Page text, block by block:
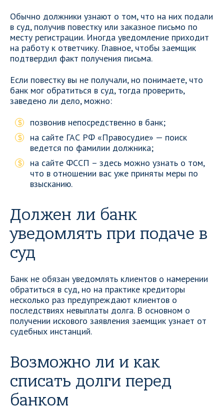
Обычно должники узнают о том, что на них подали
в суд, получив повестку или заказное письмо по
месту регистрации. Иногда уведомление приходит
на работу к ответчику. Главное, чтобы заемщик
подтвердил факт получения письма.
Если повестку вы не получали, но понимаете, что
банк мог обратиться в суд, тогда проверить,
заведено ли дело, можно:
позвонив непосредственно в банк;
на сайте ГАС РФ «Правосудие» — поиск
ведется по фамилии должника;
на сайте ФССП – здесь можно узнать о том,
что в отношении вас уже приняты меры по
взысканию.
Должен ли банк
уведомлять при подаче в
суд
Банк не обязан уведомлять клиентов о намерении
обратиться в суд, но на практике кредиторы
несколько раз предупреждают клиентов о
последствиях невыплаты долга. В основном о
получении искового заявления заемщик узнает от
судебных инстанций.
Возможно ли и как
списать долги перед
банком